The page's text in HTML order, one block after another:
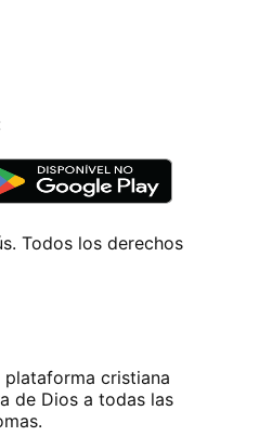
. Todos los derechos
plataforma cristiana
de Dios a todas las